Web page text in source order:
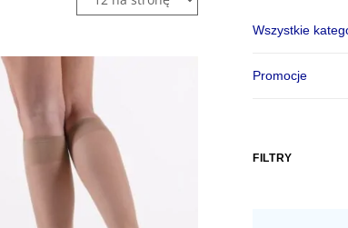
Wszystkie
Promocje
FILTRY